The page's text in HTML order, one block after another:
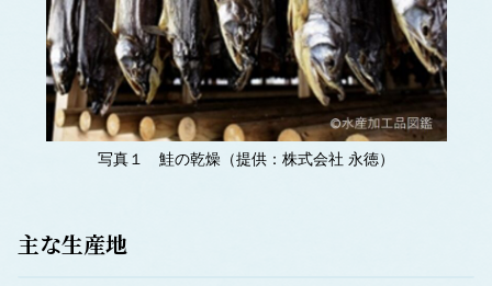
写真１ 鮭の乾燥（提供：株式会社 永徳）
主な生産地